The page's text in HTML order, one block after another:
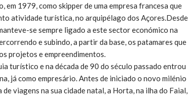
em 1979, como skipper de uma empresa francesa que
atividade turística, no arquipélago dos Açores.Desde
se sempre ligado a este sector económico na
e subindo, a partir da base, os patamares que
projetos e empreendimentos.
turístico e na década de 90 do século passado entrou
já como empresário. Antes de iniciado o novo milénio
viagens na sua cidade natal, a Horta, na ilha do Faial,